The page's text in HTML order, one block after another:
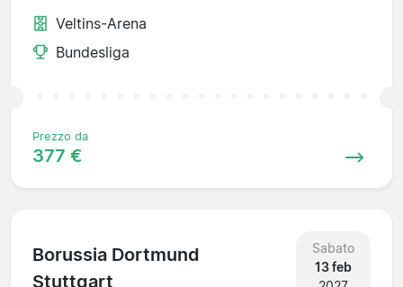
Veltins-Arena
Bundesliga
Prezzo da
377 €
Borussia Dortmund
Stuttgart
Sabato
13 feb